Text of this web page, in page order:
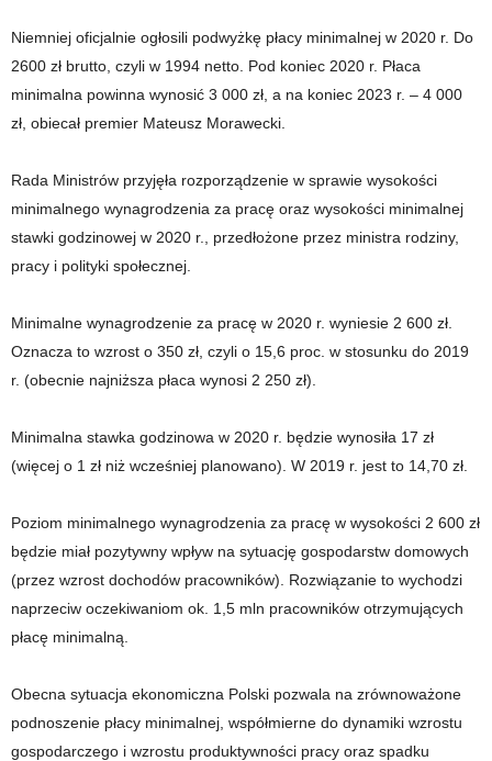
Niemniej oficjalnie ogłosili podwyżkę płacy minimalnej w 2020 r. Do
2600 zł brutto, czyli w 1994 netto. Pod koniec 2020 r. Płaca
minimalna powinna wynosić 3 000 zł, a na koniec 2023 r. – 4 000
zł, obiecał premier Mateusz Morawecki.
Rada Ministrów przyjęła rozporządzenie w sprawie wysokości
minimalnego wynagrodzenia za pracę oraz wysokości minimalnej
stawki godzinowej w 2020 r., przedłożone przez ministra rodziny,
pracy i polityki społecznej.
Minimalne wynagrodzenie za pracę w 2020 r. wyniesie 2 600 zł.
Oznacza to wzrost o 350 zł, czyli o 15,6 proc. w stosunku do 2019
r. (obecnie najniższa płaca wynosi 2 250 zł).
Minimalna stawka godzinowa w 2020 r. będzie wynosiła 17 zł
(więcej o 1 zł niż wcześniej planowano). W 2019 r. jest to 14,70 zł.
Poziom minimalnego wynagrodzenia za pracę w wysokości 2 600 zł
będzie miał pozytywny wpływ na sytuację gospodarstw domowych
(przez wzrost dochodów pracowników). Rozwiązanie to wychodzi
naprzeciw oczekiwaniom ok. 1,5 mln pracowników otrzymujących
płacę minimalną.
Obecna sytuacja ekonomiczna Polski pozwala na zrównoważone
podnoszenie płacy minimalnej, współmierne do dynamiki wzrostu
gospodarczego i wzrostu produktywności pracy oraz spadku